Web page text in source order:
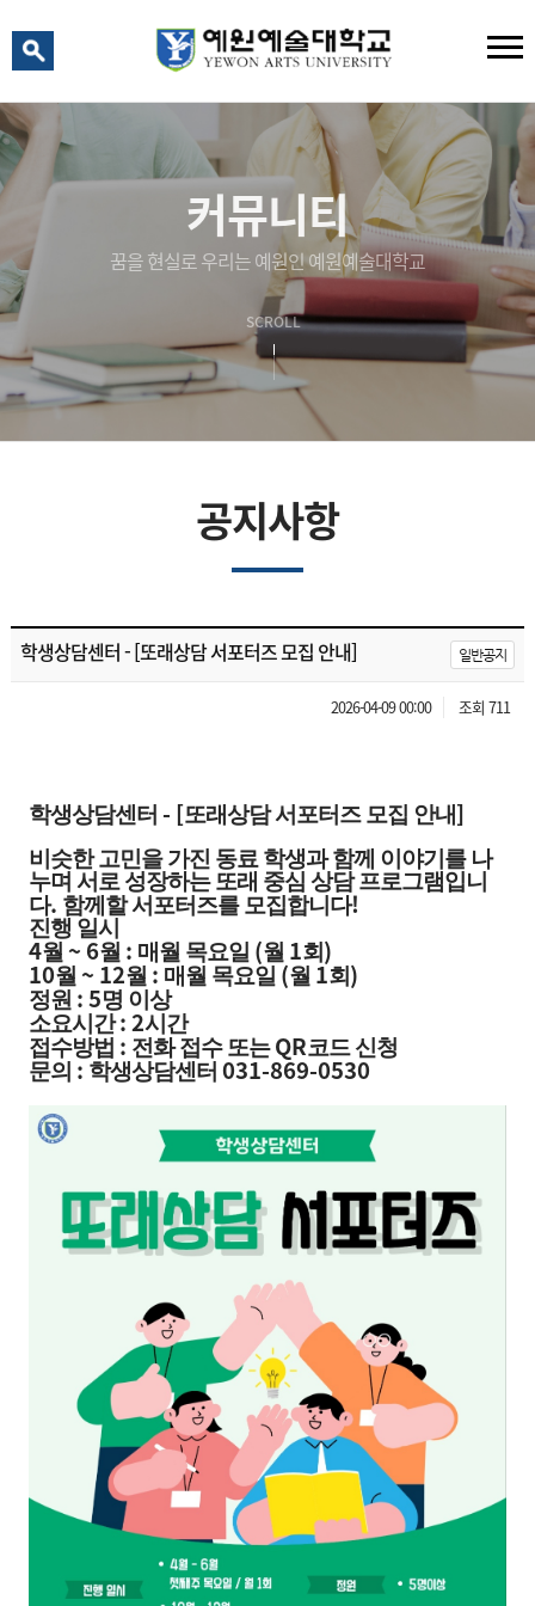
커뮤니티
꿈을 현실로 우리는 예원인 예원예술대학교
SCROLL
공지사항
학생상담센터 - [또래상담 서포터즈 모집 안내] 일반공지
2026-04-09 00:00 조회 711
학생상담센터 - [또래상담 서포터즈 모집 안내]
비슷한 고민을 가진 동료 학생과 함께 이야기를 나
누며 서로 성장하는 또래 중심 상담 프로그램입니
다. 함께할 서포터즈를 모집합니다!
진행 일시
4월 ~ 6월 : 매월 목요일 (월 1회)
10월 ~ 12월 : 매월 목요일 (월 1회)
정원 : 5명 이상
소요시간: 2시간
접수방법 : 전화 접수 또는QR코드 신청
문의 :학생상담센터 031-869-0530
예원 AI